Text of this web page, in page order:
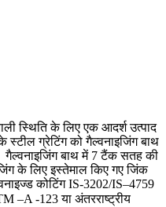
स्थिति के लिए एक आदर्श उत्पाद
स्टील ग्रेटिंग को गैल्वनाइजिंग बाथ
गैल्वनाइजिंग बाथ में 7 टैंक सतह की
के लिए इस्तेमाल किए गए जिंक
कोटिंग IS-3202/IS–4759
–A -123 या अंतरराष्ट्रीय